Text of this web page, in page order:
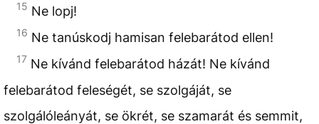
15 Ne lopj!
16 Ne tanúskodj hamisan felebarátod ellen!
17 Ne kívánd felebarátod házát! Ne kívánd
felebarátod feleségét, se szolgáját, se
szolgálóleányát, se ökrét, se szamarát és semmit,